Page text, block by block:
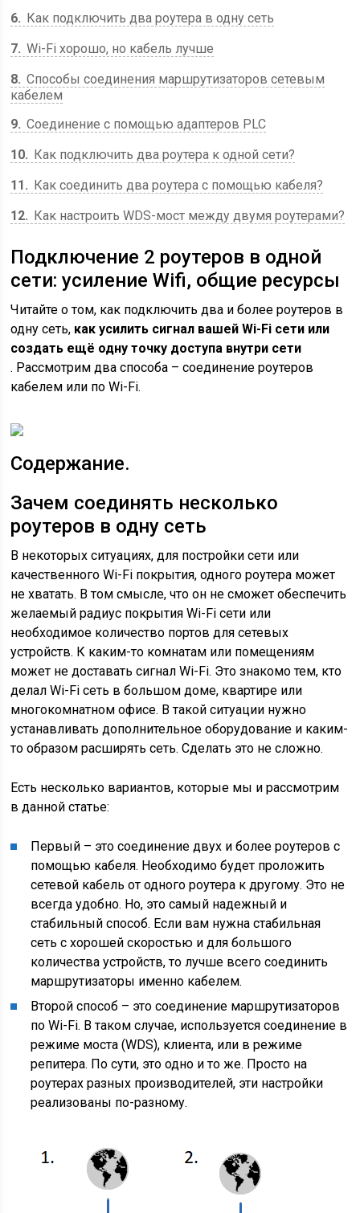
6
Как подключить два роутера в одну сеть
7 Wi-Fi хорошо, но кабель лучше
8 Способы соединения маршрутизаторов сетевым
кабелем
9 Соединение с помощью адаптеров PLC
10
Как подключить два роутера к одной сети?
11
Как соединить два роутера с помощью кабеля?
12
Как настроить WDS-мост между двумя роутерами?
Подключение 2 роутеров в одной
сети: усиление Wifi, общие ресурсы
Читайте о том, как подключить два и более роутеров в
одну сеть, как усилить сигнал вашей Wi-Fi сети или
создать ещё одну точку доступа внутри сети
. Рассмотрим два способа – соединение роутеров
кабелем или по Wi-Fi.
Содержание.
Зачем соединять несколько
роутеров в одну сеть
В некоторых ситуациях, для постройки сети или
качественного Wi-Fi покрытия, одного роутера может
не хватать. В том смысле, что он не сможет обеспечить
желаемый радиус покрытия Wi-Fi сети или
необходимое количество портов для сетевых
устройств. К каким-то комнатам или помещениям
может не доставать сигнал Wi-Fi. Это знакомо тем, кто
делал Wi-Fi сеть в большом доме, квартире или
многокомнатном офисе. В такой ситуации нужно
устанавливать дополнительное оборудование и каким-
то образом расширять сеть. Сделать это не сложно.
Есть несколько вариантов, которые мы и рассмотрим
в данной статье:
Первый – это соединение двух и более роутеров с
помощью кабеля. Необходимо будет проложить
сетевой кабель от одного роутера к другому. Это не
всегда удобно. Но, это самый надежный и
стабильный способ. Если вам нужна стабильная
сеть с хорошей скоростью и для большого
количества устройств, то лучше всего соединить
маршрутизаторы именно кабелем.
Второй способ – это соединение маршрутизаторов
по Wi-Fi. В таком случае, используется соединение в
режиме моста (WDS), клиента, или в режиме
репитера. По сути, это одно и то же. Просто на
роутерах разных производителей, эти настройки
реализованы по-разному.